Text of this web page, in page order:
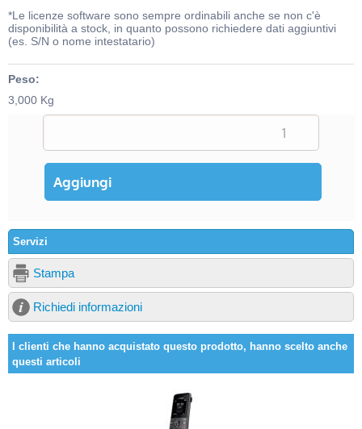
*Le licenze software sono sempre ordinabili anche se non c'è
disponibilità a stock, in quanto possono richiedere dati aggiuntivi
(es. S/N o nome intestatario)
Peso:
3,000 Kg
Servizi
Stampa
Richiedi informazioni
I clienti che hanno acquistato questo prodotto, hanno scelto anche
questi articoli